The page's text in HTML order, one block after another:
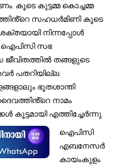
കൂടെ കുട്ടമ്മ കൊച്ചമ്മ
സഹധർമിണി കൂടെ
നിന്നപ്പോൾ
ഐപിസി സഭ
ജീവിതത്തിൽ തങ്ങളുടെ
പതറിയില്ല.
ഭൂതശാന്തി
നാമം
കൂട്ടമായി എത്തിച്ചേർന്നു.
ഐപിസി
എബനേസർ
കായംകുളം